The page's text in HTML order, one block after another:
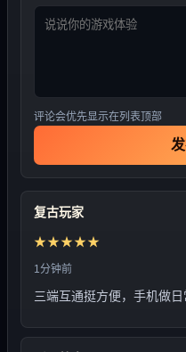
评论会优先显示在列表顶部
复古玩家
★★★★★
1分钟前
三端互通挺方便，手机做日